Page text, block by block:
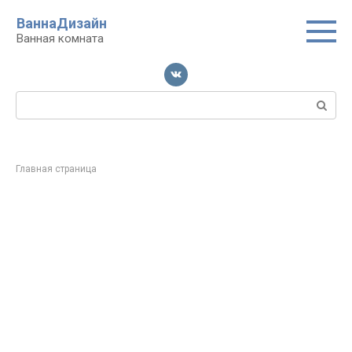
контенту
ВаннаДизайн
Ванная комната
Поиск:
Главная страница